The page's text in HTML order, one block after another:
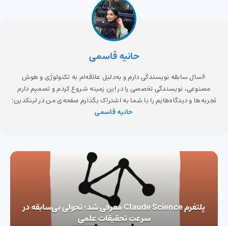
حانیه قاسمی
6سال سابقه نویسندگی دارم و به‌دلیل علاقه‌ام به تکنولوژی و هوش
مصنوعی، نویسندگی تخصصی را در این زمینه شروع کردم و تصمیم دارم
تجربه‌ها و دیدگاه‌هایم را با شما به اشتراک بگذارم صفحه‌ی من در لینکدین:
حانیه قاسمی
پلتفرم Claude Science معرفی شد؛ تحولی بی‌سابقه در
سرعت تحقیقات علمی